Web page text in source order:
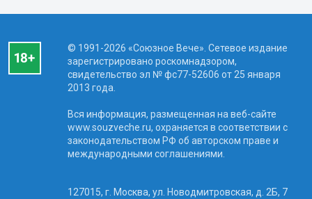
© 1991-2026 «Союзное Вече». Сетевое издание
зарегистрировано роскомнадзором,
свидетельство эл № фc77-52606 от 25 января
2013 года.
Вся информация, размещенная на веб-сайте
www.souzveche.ru, охраняется в соответствии с
законодательством РФ об авторском праве и
международными соглашениями.
127015, г. Москва, ул. Новодмитровская, д. 2Б, 7